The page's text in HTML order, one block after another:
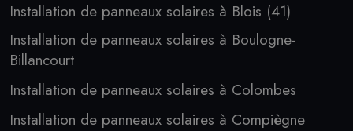
Installation de panneaux solaires à Blois (41)
Installation de panneaux solaires à Boulogne-
Billancourt
Installation de panneaux solaires à Colombes
Installation de panneaux solaires à Compiègne